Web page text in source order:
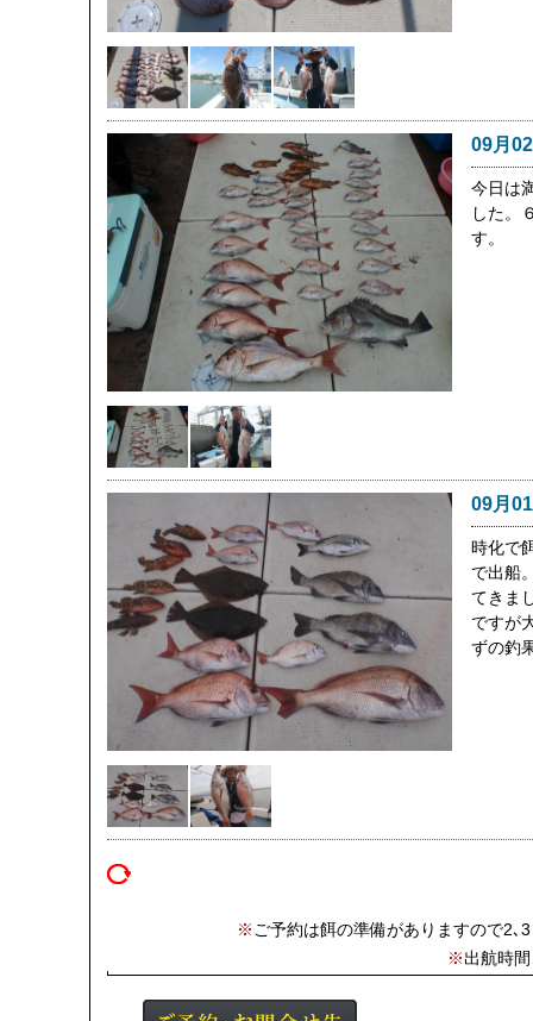
09月
今日は
した。
す。
09月
時化で
で出船
てきま
ですが
ずの釣
※ ご予約は餌の準備がありますので2､
※出航時